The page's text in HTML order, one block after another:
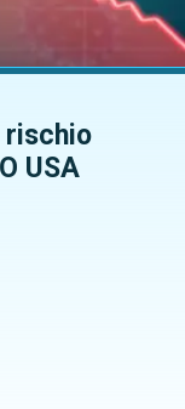
rischio
USA